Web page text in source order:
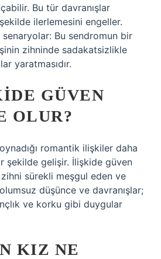
Bu tür davranışlar
ilerlemesini engeller.
Bu sendromun bir
zihninde sadakatsizlikle
yaratmasıdır.
GÜVEN
OLUR?
romantik ilişkiler daha
şekilde gelişir. İlişkide güven
sürekli meşgul eden ve
düşünce ve davranışlar;
ve korku gibi duygular
KIZ NE